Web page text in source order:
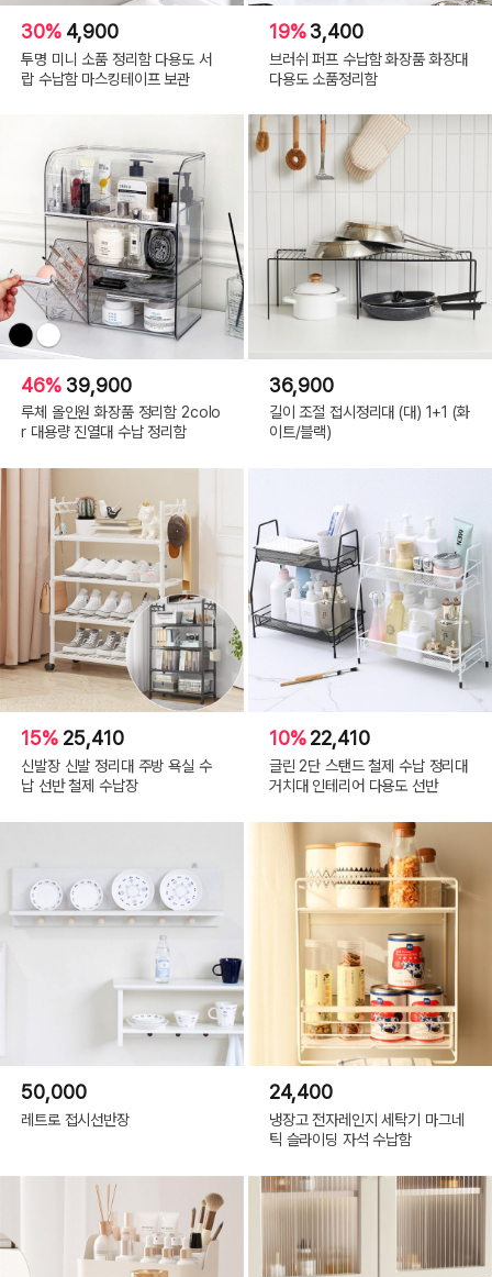
30% 4,900
투명 미니 소품 정리함 다용도 서
랍 수납함 마스킹테이프 보관
19%3,400
브러쉬 퍼프 수납함 화장품 화장대
다용도 소품정리함
46% 39,900
루체 올인원 화장품 정리함 2colo
r 대용량 진열대 수납 정리함
36,900
길이 조절 접시정리대 (대) 1+1 (화
이트/블랙)
15% 25,410
신발장 신발 정리대 주방 욕실 수
납 선반 철제 수납장
10%22,410
글린 2단 스탠드 철제 수납 정리대
거치대 인테리어 다용도 선반
50,000
레트로 접시선반장
24,400
냉장고 전자레인지 세탁기 마그네
틱 슬라이딩 자석 수납함